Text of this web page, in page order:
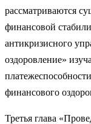
рассматриваются
финансовой
антикризисного
оздоровление»
финансового
Третья глава